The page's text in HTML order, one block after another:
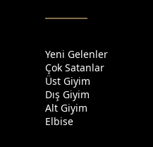
Yeni Gelenler
Çok Satanlar
Üst Giyim
Dış Giyim
Alt Giyim
Elbise